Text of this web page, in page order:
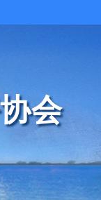
会